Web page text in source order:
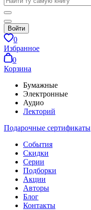
Войти
0
Избранное
0
Корзина
Бумажные
Электронные
Аудио
Лекторий
Подарочные сертификаты
События
Скидки
Серии
Подборки
Акции
Авторы
Блог
Контакты